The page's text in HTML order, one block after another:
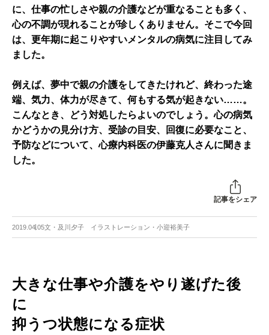
に、仕事の忙しさや親の介護などが重なることも多く、
心の不調が現れることが珍しくありません。そこで今回
は、更年期に起こりやすいメンタルの病気に注目してみ
ました。
例えば、夢中で親の介護をしてきたけれど、終わった途
端、気力、体力が尽きて、何もする気が起きない……。
こんなとき、どう対処したらよいのでしょう。心の病気
かどうかの見分け方、受診の目安、回復に必要なこと、
予防などについて、心療内科医の伊藤克人さんに聞きま
した。
記事をシェア
2019.04.05文・及川夕子 イラストレーション・小迎裕美子
大きな仕事や介護をやり遂げた後
に
抑うつ状態になる症状